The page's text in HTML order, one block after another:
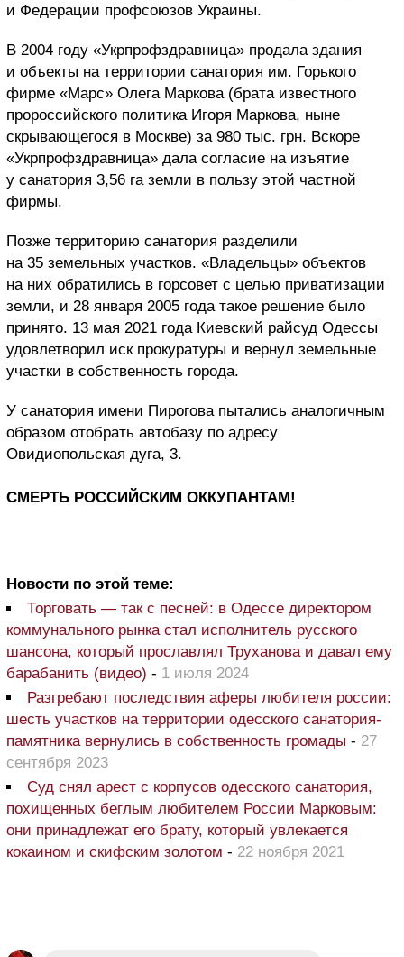
и Федерации профсоюзов Украины.
В 2004 году «Укрпрофздравница» продала здания
и объекты на территории санатория им. Горького
фирме «Марс» Олега Маркова (брата известного
пророссийского политика Игоря Маркова, ныне
скрывающегося в Москве) за 980 тыс. грн. Вскоре
«Укрпрофздравница» дала согласие на изъятие
у санатория 3,56 га земли в пользу этой частной
фирмы.
Позже территорию санатория разделили
на 35 земельных участков. «Владельцы» объектов
на них обратились в горсовет с целью приватизации
земли, и 28 января 2005 года такое решение было
принято. 13 мая 2021 года Киевский райсуд Одессы
удовлетворил иск прокуратуры и вернул земельные
участки в собственность города.
У санатория имени Пирогова пытались аналогичным
образом отобрать автобазу по адресу
Овидиопольская дуга, 3.
СМЕРТЬ РОССИЙСКИМ ОККУПАНТАМ!
Новости по этой теме:
Торговать — так с песней: в Одессе директором
коммунального рынка стал исполнитель русского
шансона, который прославлял Труханова и давал ему
барабанить (видео) - 1 июля 2024
Разгребают последствия аферы любителя россии:
шесть участков на территории одесского санатория-
памятника вернулись в собственность громады - 27
сентября 2023
Суд снял арест с корпусов одесского санатория,
похищенных беглым любителем России Марковым:
они принадлежат его брату, который увлекается
кокаином и скифским золотом - 22 ноября 2021